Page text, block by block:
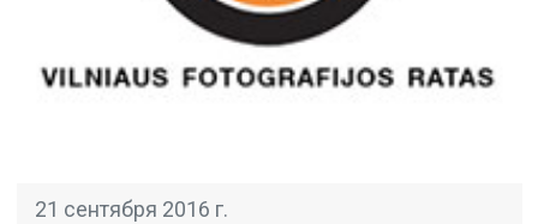
21 сентября 2016 г.